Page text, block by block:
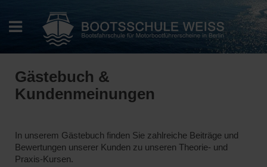
Gästebuch &
Kundenmeinungen
In unserem Gästebuch finden Sie zahlreiche Beiträge und
Bewertungen unserer Kunden zu unseren Theorie- und
Praxis-Kursen.